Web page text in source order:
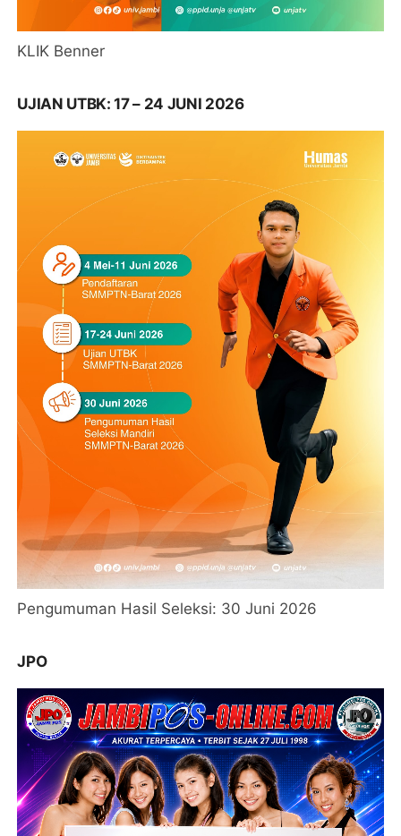
KLIK Benner
UJIAN UTBK: 17 – 24 JUNI 2026
Pengumuman Hasil Seleksi: 30 Juni 2026
JPO